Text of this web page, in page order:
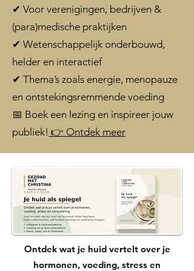
✔ Voor verenigingen, bedrijven &
(para)medische praktijken
✔ Wetenschappelijk onderbouwd,
helder en interactief
✔ Thema’s zoals energie, menopauze
en ontstekingsremmende voeding
📅 Boek een lezing en inspireer jouw
publiek! 👉 Ontdek meer
Ontdek wat je huid vertelt over je
hormonen, voeding, stress en